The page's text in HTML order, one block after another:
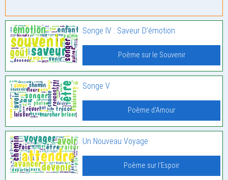
Songe IV : Saveur D’émotion
Poème sur le Souvenir
Songe V
Poème d'Amour
Un Nouveau Voyage
Poème sur l'Espoir